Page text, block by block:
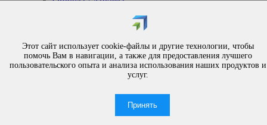
Обращения
Порядок рассмотрения обращений
Личный приём
Электронные обращения
Часто задаваемые вопросы
Этот сайт использует cookie-файлы и другие технологии, чтобы
помочь Вам в навигации, а также для предоставления лучшего
пользовательского опыта и анализа использования наших продуктов и
услуг.
Принять